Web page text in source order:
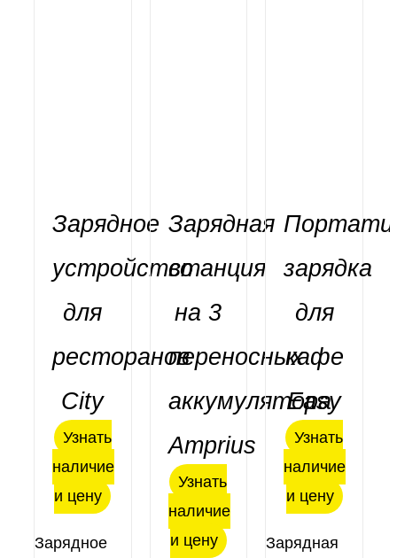
Оценка
5.00из 5
ДЕТАЛИ
Зарядное
устройство
для
ресторанов
City
Узнать
наличие
и цену
Зарядное
Оценка
5.00
из 5
Зарядная
станция
на 3
переносных
аккумулятора
Amprius
Узнать
наличие
и цену
Оценка
5.00из 5
ДЕТАЛИ
зарядка
для
кафе
Easy
Узнать
наличие
и цену
Зарядная